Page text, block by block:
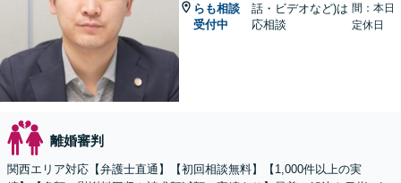
らも相談
受付中
話・ビデオなど)は
応相談
間：本日
定休日
離婚審判
関西エリア対応【弁護士直通】【初回相談無料】【1,000件以上の実